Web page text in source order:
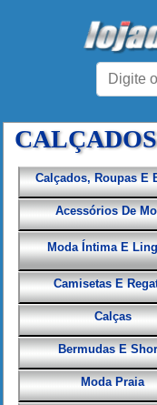
Calçados, Roupas E
Acessórios De
Moda Íntima E
Camisetas E
Calças
Bermudas E
Moda Praia